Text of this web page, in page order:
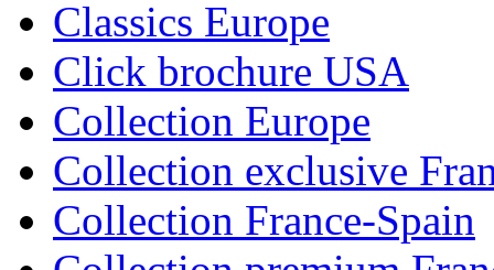
Classics Europe
Click brochure USA
Collection Europe
Collection exclusive
Collection France-Spain